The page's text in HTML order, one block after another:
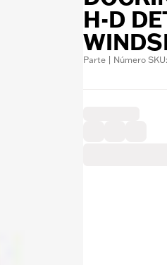
H-D
Parte | Número